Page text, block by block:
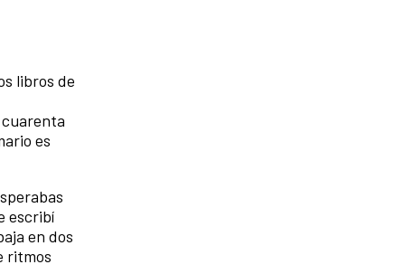
libros de
cuarenta
es
escribí
en dos
ritmos